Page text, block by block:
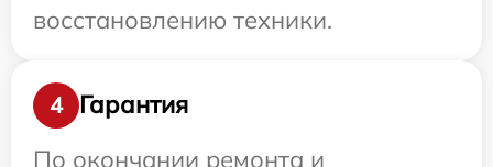
восстановлению техники.
4
Гарантия
По окончании ремонта и